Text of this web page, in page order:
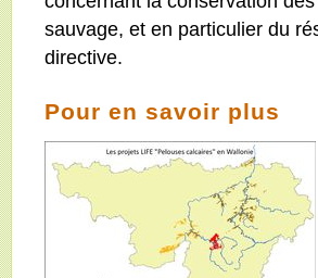
sauvage, et en particulier du
directive.
Pour en savoir plus